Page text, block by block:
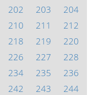
202 203
204
210 211
212
218 219
220
226 227
228
234 235
236
242 243
244